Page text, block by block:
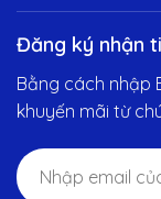
Đăng ký nhận
Bằng cách nhập
khuyến mãi từ